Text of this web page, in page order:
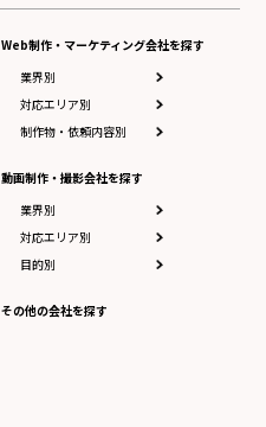
Web制作・マーケティング会社を探す
業界別
対応エリア別
制作物・依頼内容別
動画制作・撮影会社を探す
業界別
対応エリア別
目的別
その他の会社を探す